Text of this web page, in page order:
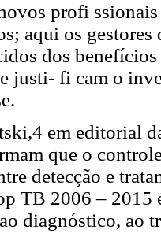
profi
aqui os gestores
dos
justi- fi cam o
em editorial
que o
detecção e
TB 2006 – 2015
diagnóstico, ao